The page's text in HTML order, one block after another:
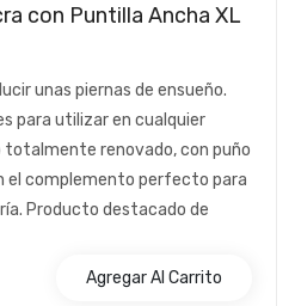
con Puntilla Ancha XL
unas piernas de ensueño.
para utilizar en cualquier
totalmente renovado, con puño
el complemento perfecto para
Producto destacado de
Agregar Al Carrito